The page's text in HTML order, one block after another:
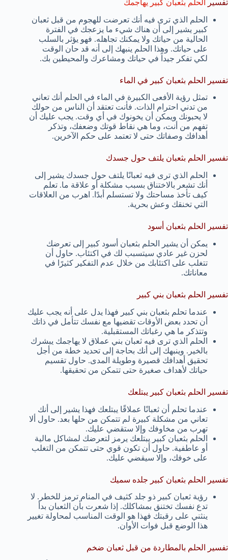
تفسير
الحلم بثعبان كبير يهاجمك
الحلم الذي ترى فيه أنك تعرضت للهجوم من قبل ثعبان
كبير يشير إلى أن هناك شيء ما يزعجك في الفترة
الحالية من حياتك ولا يمكنك تجاهله. فهو يؤثر بالسلب
على حياتك. وهذا الحلم ينبهك إلى أنه قد حان الوقت
لكي تفكر جيداً في حياتك ومشاعرك والمحيطين بك.
تفسير الحلم بثعبان كبير في الماء
تمثل رؤية الأفعى الكبيرة في الماء في الحلم أنك تعاني
من تدني احترام الذات. فأنت تعتقد أن الناس من حولك
لا يحبونك ويمكن أن يخونوك في أي وقت. يجب عليك أن
تفهم من أنت، وما هي نقاط قوتك وضعفك، وتذكر
أهدافك وصفاتك حتى لا تعتمد على حكم الآخرين.
تفسير الحلم بثعبان يلتف حول جسدك
الحلم الذي ترى فيه ثعبانًا يلتف حول جسدك يشير إلى
أنك تشعر بالاختناق بسبب مشكلة أو علاقة ما. تعلم
كيف تأخذ مساحتك ولا تستسلم أبدًا. اهرب من العلاقات
التي تخنقك وعش بحرية.
تفسير الحلم بثعبان أسود
يمكن أن يشير الحلم بثعبان أسود كبير إلى تعرضك
لحزن غير عادي سيتسبب لك في اكتئاب. حاول أن
تتغلب على اكتئابك من خلال عدم التفكير كثيرًا في
معاناتك.
تفسير الحلم بثعبان بني كبير
عندما تحلم بثعبان بني كبير فهذا يدل على أنه يجب عليك
أن تحدد بعض الأوقات تقضيها مع نفسك تتأمل في ذاتك
وتتذكر ما هي رغباتك المستقبلية.
الحلم الذي ترى فيه ثعبان بني عملاق لا يهاجمك يبشرك
بالخير. وينبهك إلى أنك بحاجة إلى تحديد خطة من أجل
تحقيق أهدافك قصيرة وطويلة المدى. حاول تقسيم
حياتك لأهداف صغيرة حتى تتمكن من تحقيقها.
تفسير الحلم بثعبان كبير يبتلعك
عندما تحلم أن ثعبانًا عملاقًا يبتلعك فهذا يشير إلى أنك
تعاني من مشكلة كبيرة لم تتمكن من حلها بعد. حاول ألا
تهرب من مخاوفك وإلا ستقضي عليك.
الحلم بثعبان كبير يبتلعك يرمز لتعرضك لمشاكل مالية
أو عاطفية. حاول أن تكون قوي حتى تتمكن من التغلب
على خوفك، وإلا سيقضي عليك.
تفسير الحلم بثعبان كبير جلده سميك
رؤية ثعبان كبير ذو جلد كثيف في المنام ترمز للخطر. لا
تدع نفسك تختنق بمشاكلك. إذا شعرت بأن الثعبان بدأ
ينثني على رقبتك فهذا هو الوقت المناسب لمحاولة تغيير
هذا الوضع قبل فوات الأوان.
تفسير الحلم بالمطاردة من قبل ثعبان ضخم